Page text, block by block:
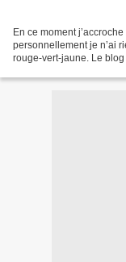
En ce moment
personnellement je n’ai
rouge-vert-jaune. Le blog